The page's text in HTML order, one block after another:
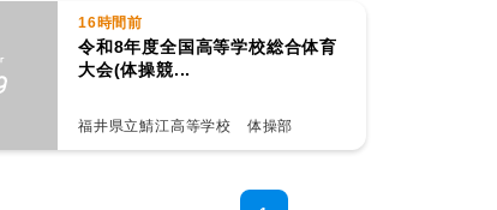
16時間前
令和8年度全国高等学校総合体育
大会(体操競...
福井県立鯖江高等学校 体操部